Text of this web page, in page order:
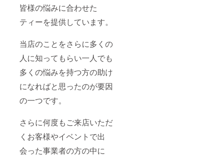
皆様の悩みに合わせた
ティーを提供しています。
当店のことをさらに多くの
人に知ってもらい一人でも
多くの悩みを持つ方の助け
になればと思ったのが要因
の一つです。
さらに何度もご来店いただ
くお客様やイベントで出
会った事業者の方の中に